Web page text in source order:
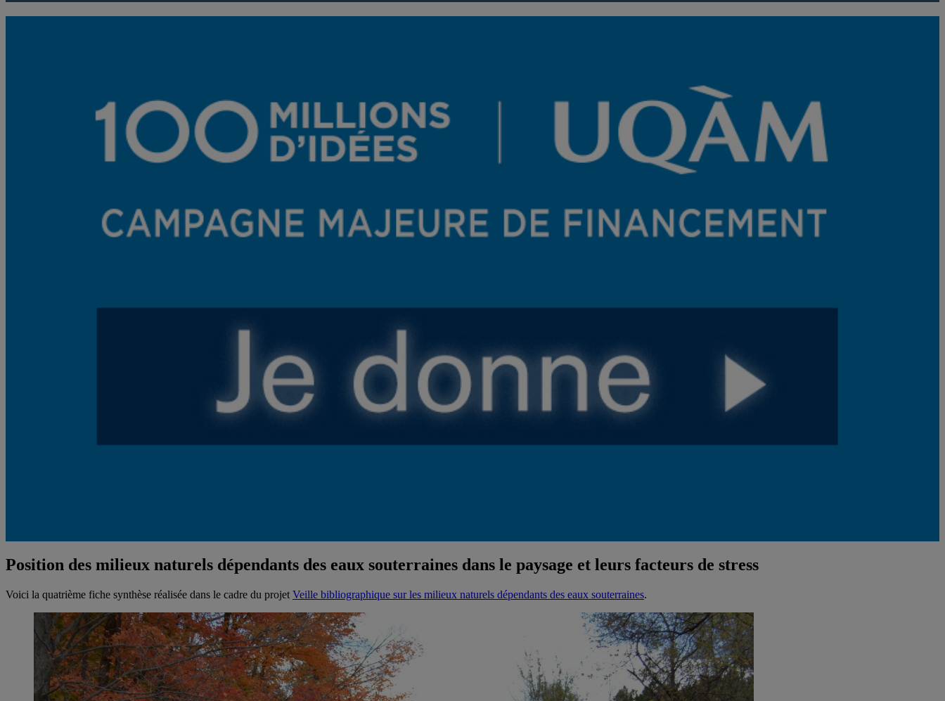
Position des milieux naturels dépendants des eaux souterraines dans le paysage et leurs facteurs de stress
Voici la quatrième fiche synthèse réalisée dans le cadre du projet Veille bibliographique sur les milieux naturels dépendants des eaux souterraines.